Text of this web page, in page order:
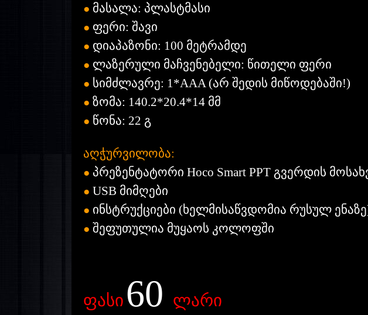
● მასალა: პლასტმასი
● ფერი: შავი
● დიაპაზონი: 100 მეტრამდე
● ლაზერული მაჩვენებელი: წითელი ფერი
● სიმძლავრე: 1*AAA (არ შედის მიწოდებაში!)
● ზომა: 140.2*20.4*14 მმ
● წონა: 22 გ
აღჭურვილობა:
● პრეზენტატორი Hoco Smart PPT გვერდის
● USB მიმღები
● ინსტრუქციები (ხელმისაწვდომია რუსულ
● შეფუთულია მუყაოს კოლოფში
ფასი 60 ლარი